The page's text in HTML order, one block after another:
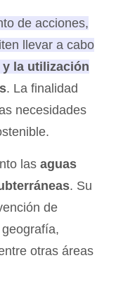
de acciones,
llevar a cabo
la utilización
. La finalidad
necesidades
las aguas
. Su
de
otras áreas